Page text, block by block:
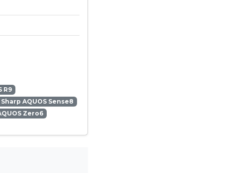
R9
Sharp AQUOS Sense8
Zero6